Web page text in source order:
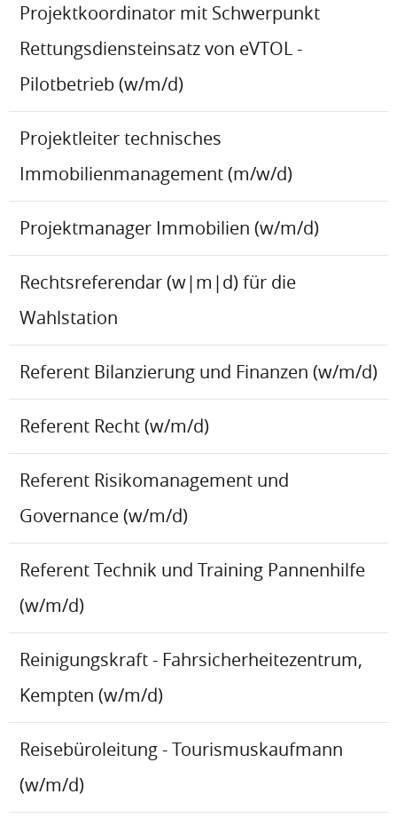
Projektkoordinator mit Schwerpunkt
Rettungsdiensteinsatz von eVTOL -
Pilotbetrieb (w/m/d)
Projektleiter technisches
Immobilienmanagement (m/w/d)
Projektmanager Immobilien (w/m/d)
Rechtsreferendar (w|m|d) für die
Wahlstation
Referent Bilanzierung und Finanzen (w/m/d)
Referent Recht (w/m/d)
Referent Risikomanagement und
Governance (w/m/d)
Referent Technik und Training Pannenhilfe
(w/m/d)
Reinigungskraft - Fahrsicherheitezentrum,
Kempten (w/m/d)
Reisebüroleitung - Tourismuskaufmann
(w/m/d)